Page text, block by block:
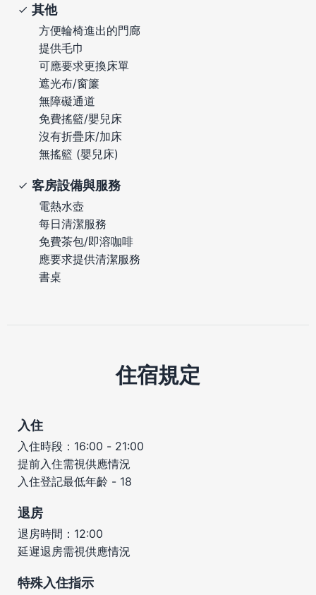
其他
方便輪椅進出的門廊
提供毛巾
可應要求更換床單
遮光布/窗簾
無障礙通道
免費搖籃/嬰兒床
沒有折疊床/加床
無搖籃 (嬰兒床)
客房設備與服務
電熱水壺
每日清潔服務
免費茶包/即溶咖啡
應要求提供清潔服務
書桌
住宿規定
入住
入住時段：16:00 - 21:00
提前入住需視供應情況
入住登記最低年齡 - 18
退房
退房時間：12:00
延遲退房需視供應情況
特殊入住指示